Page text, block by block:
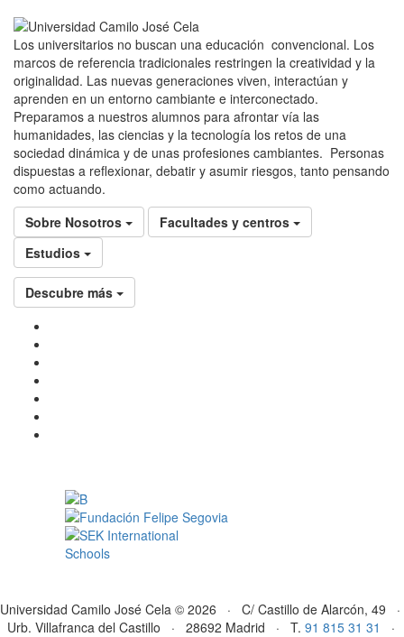
Los universitarios no buscan una educación convencional. Los
marcos de referencia tradicionales restringen la creatividad y la
originalidad. Las nuevas generaciones viven, interactúan y
aprenden en un entorno cambiante e interconectado.
Preparamos a nuestros alumnos para afrontar vía las
humanidades, las ciencias y la tecnología los retos de una
sociedad dinámica y de unas profesiones cambiantes. Personas
dispuestas a reflexionar, debatir y asumir riesgos, tanto pensando
como actuando.
Sobre Nosotros
Facultades y centros
Estudios
Descubre más
Universidad Camilo José Cela © 2026 · C/ Castillo de Alarcón, 49 ·
Urb. Villafranca del Castillo · 28692 Madrid · T. 91 815 31 31
·